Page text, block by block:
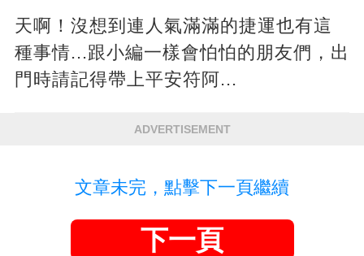
天啊！沒想到連人氣滿滿的捷運也有這
種事情...跟小編一樣會怕怕的朋友們，出
門時請記得帶上平安符阿...
ADVERTISEMENT
文章未完，點擊下一頁繼續
下一頁